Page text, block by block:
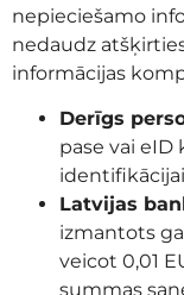
nepieciešamo
nedaudz
informācijas
Derīgs
pase vai eID
Latvijas
izmantots
veicot 0,01
summas